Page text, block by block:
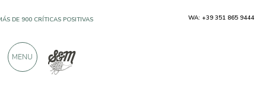
DE 900 CRÍTICAS POSITIVAS WA: +39 351 865 9444
MENU